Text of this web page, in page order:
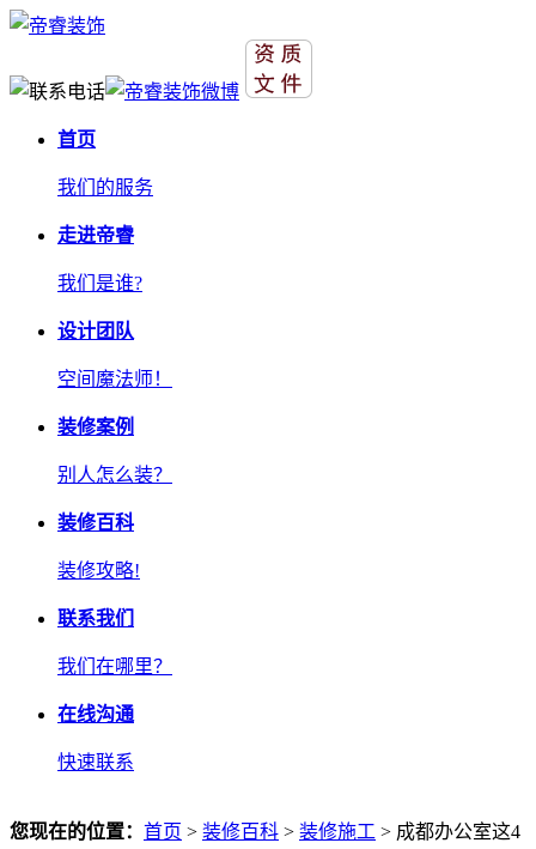
首页
我们的服务
走进帝睿
我们是谁?
设计团队
空间魔法师！
装修案例
别人怎么装？
装修百科
装修攻略!
联系我们
我们在哪里？
在线沟通
快速联系
您现在的位置： 首页 > 装修百科 > 装修施工 > 成都办公室这4